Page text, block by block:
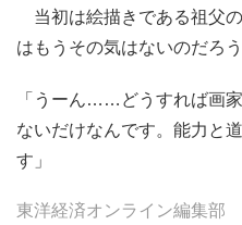
当初は絵描きである祖父
はもうその気はないのだろう
「うーん……どうすれば画
ないだけなんです。能力と
す」
東洋経済オンライン編集部